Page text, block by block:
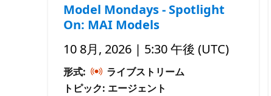
Model Mondays - Spotlight
On: MAI Models
10 8月, 2026 | 5:30 午後 (UTC)
形式:
ライブストリーム
トピック: エージェント